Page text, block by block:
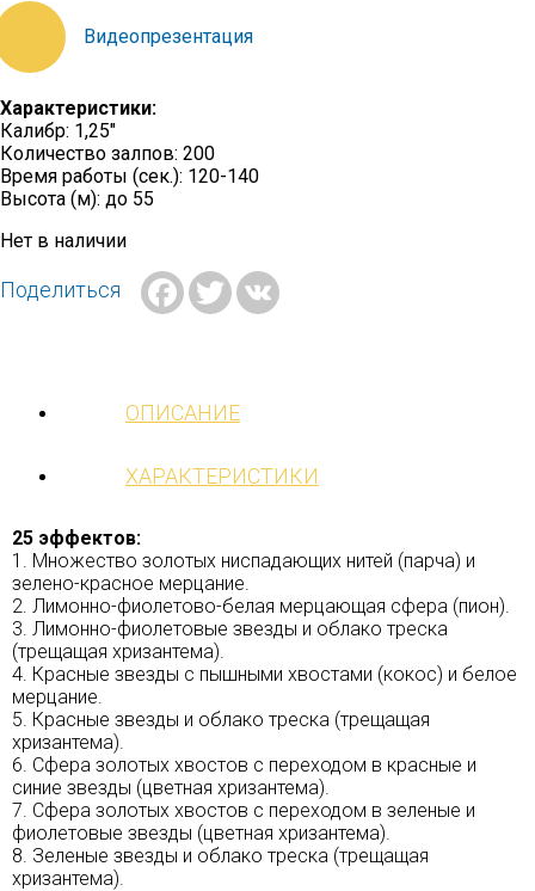
orfvideo.synology.me/20_21/P8601.mp4
Характеристики:
Калибр: 1,25″
Количество залпов: 200
Время работы (сек.): 120-140
Высота (м): до 55
Нет в наличии
Поделиться Facebook
Twitter
ОПИСАНИЕ
ХАРАКТЕРИСТИКИ
25 эффектов:
1. Множество золотых ниспадающих нитей (парча) и
зелено-красное мерцание.
2. Лимонно-фиолетово-белая мерцающая сфера (пион).
3. Лимонно-фиолетовые звезды и облако треска
(трещащая хризантема).
4. Красные звезды с пышными хвостами (кокос) и белое
мерцание.
5. Красные звезды и облако треска (трещащая
хризантема).
6. Сфера золотых хвостов с переходом в красные и
синие звезды (цветная хризантема).
7. Сфера золотых хвостов с переходом в зеленые и
фиолетовые звезды (цветная хризантема).
8. Зеленые звезды и облако треска (трещащая
хризантема).